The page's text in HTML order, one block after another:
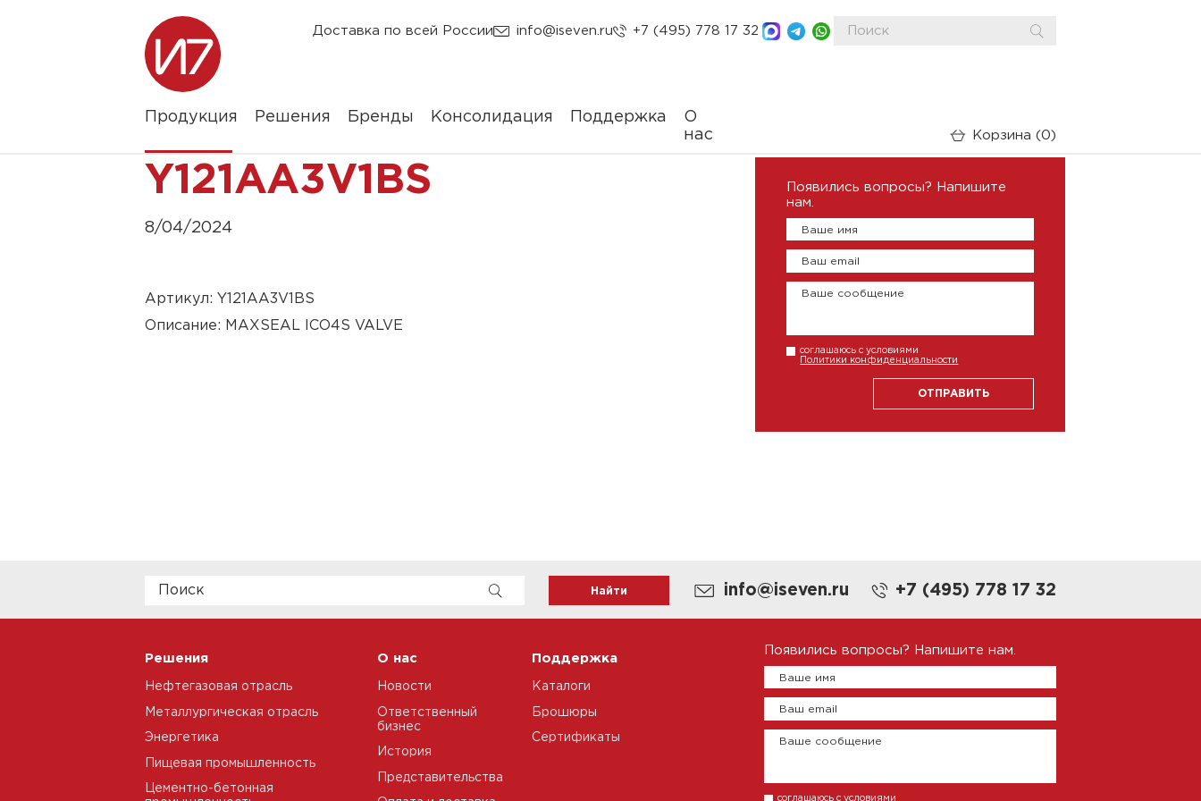
Доставка по всей России info@iseven.ru +7 (495) 778 17 32
Продукция Решения Бренды Консолидация Поддержка
О
нас
Корзина 0
Y121AA3V1BS
8/04/2024
Артикул: Y121AA3V1BS
Описание: MAXSEAL ICO4S VALVE
Появились вопросы? Напишите
нам.
Ваше имя
Ваш email
Ваше сообщение
соглашаюсь с условиями
Политики конфиденциальности
ОТПРАВИТЬ
info@iseven.ru +7 (495) 778 17 32
Решения
Нефтегазовая отрасль
Металлургическая отрасль
Энергетика
Пищевая промышленность
Цементно-бетонная
О нас
Новости
Ответственный
бизнес
История
Представительства
Поддержка
Каталоги
Брошюры
Сертификаты
Появились вопросы? Напишите нам.
Ваше имя
Ваш email
Ваше сообщение
соглашаюсь с условиями